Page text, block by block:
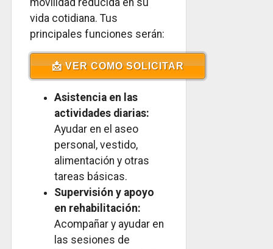
movilidad reducida en su
vida cotidiana. Tus
principales funciones serán:
📩 VER COMO SOLICITAR
Asistencia en las
actividades diarias:
Ayudar en el aseo
personal, vestido,
alimentación y otras
tareas básicas.
Supervisión y apoyo
en rehabilitación:
Acompañar y ayudar en
las sesiones de